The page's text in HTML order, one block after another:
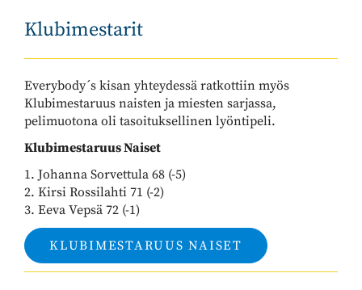
Klubimestarit
Everybody´s kisan yhteydessä ratkottiin myös
Klubimestaruus naisten ja miesten sarjassa,
pelimuotona oli tasoituksellinen lyöntipeli.
Klubimestaruus Naiset
1. Johanna Sorvettula 68 (-5)
2. Kirsi Rossilahti 71 (-2)
3. Eeva Vepsä 72 (-1)
KLUBIMESTARUUS NAISET